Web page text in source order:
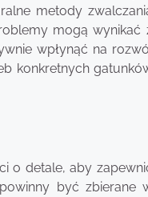
metody
mogą wynikać
wpłynąć na
konkretnych
o detale, aby
być zbierane